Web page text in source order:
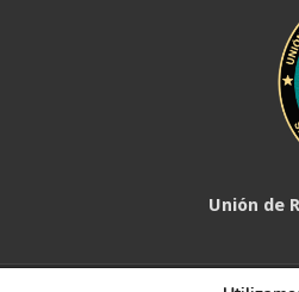
Unión de